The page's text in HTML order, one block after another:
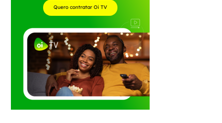
Quero contratar Oi TV